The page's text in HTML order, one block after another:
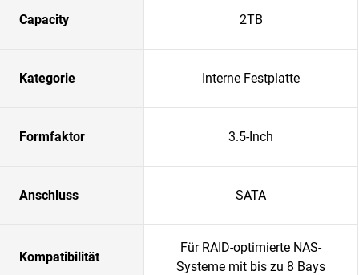
Capacity 2TB
Kategorie Interne Festplatte
Formfaktor 3.5-Inch
Anschluss SATA
Kompatibilität
Für RAID-optimierte NAS-
Systeme mit bis zu 8 Bays